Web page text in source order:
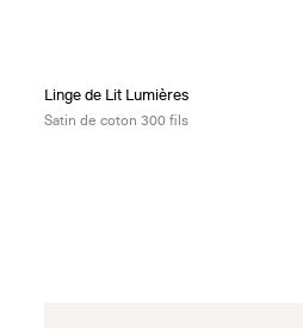
Linge de Lit Lumières
Satin de coton 300 fils